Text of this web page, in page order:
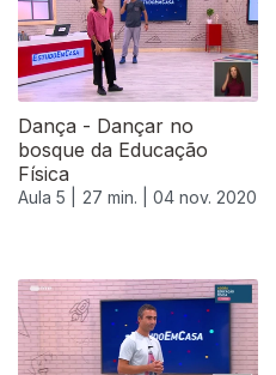
Dança - Dançar no
bosque da Educação
Física
Aula 5 | 27 min. | 04 nov. 2020